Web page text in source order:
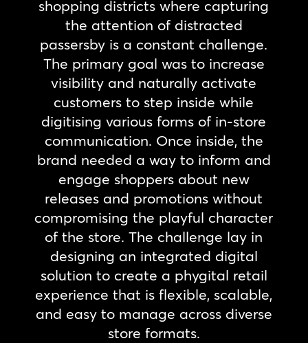
shopping districts where capturing
the attention of distracted
passersby is a constant challenge.
The primary goal was to increase
visibility and naturally activate
customers to step inside while
digitising various forms of in-store
communication. Once inside, the
brand needed a way to inform and
engage shoppers about new
releases and promotions without
compromising the playful character
of the store. The challenge lay in
designing an integrated digital
solution to create a phygital retail
experience that is flexible, scalable,
and easy to manage across diverse
store formats.